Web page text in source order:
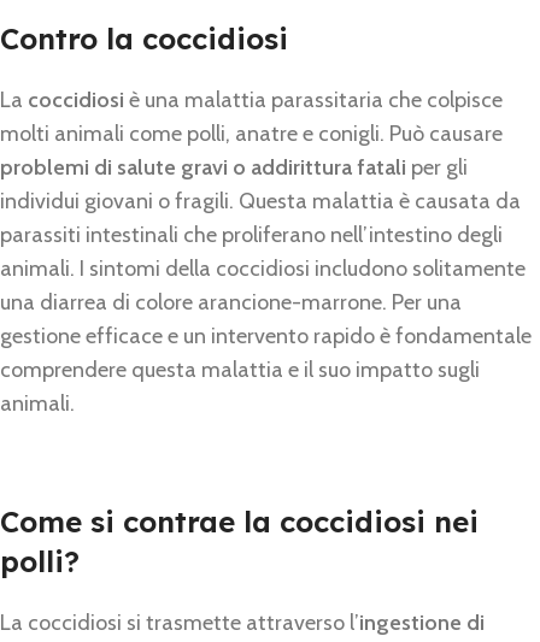
Contro la coccidiosi
La coccidiosi è una malattia parassitaria che colpisce
molti animali come polli, anatre e conigli. Può causare
problemi di salute gravi o addirittura fatali per gli
individui giovani o fragili. Questa malattia è causata da
parassiti intestinali che proliferano nell’intestino degli
animali. I sintomi della coccidiosi includono solitamente
una diarrea di colore arancione-marrone. Per una
gestione efficace e un intervento rapido è fondamentale
comprendere questa malattia e il suo impatto sugli
animali.
Come si contrae la coccidiosi nei
polli?
La coccidiosi si trasmette attraverso l’ingestione di